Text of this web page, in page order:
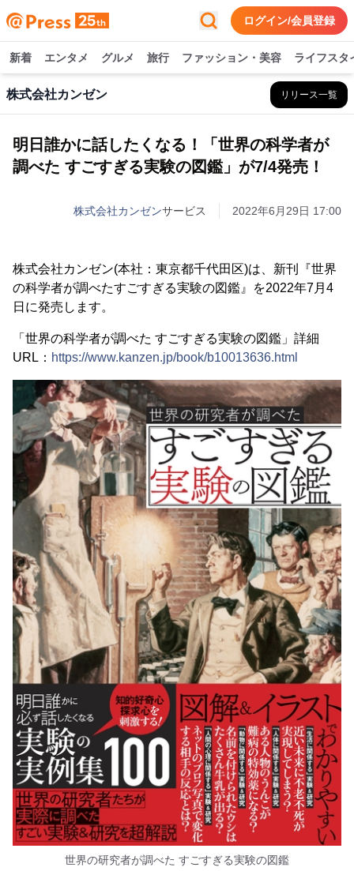
ログイン/会員登録
新着 エンタメ グルメ 旅行 ファッション・美容 ライフスタ
株式会社カンゼン リリース一覧
明日誰かに話したくなる！「世界の科学者が
調べた すごすぎる実験の図鑑」が7/4発売！
株式会社カンゼンサービス 2022年6月29日 17:00
株式会社カンゼン(本社：東京都千代田区)は、新刊『世界
の科学者が調べたすごすぎる実験の図鑑』を2022年7月4
日に発売します。
「世界の科学者が調べた すごすぎる実験の図鑑」詳細
URL： https://www.kanzen.jp/book/b10013636.html
世界の研究者が調べた すごすぎる実験の図鑑